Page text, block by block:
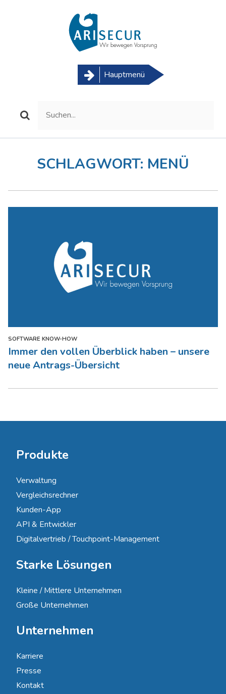
Hauptmenü
SCHLAGWORT: MENÜ
SOFTWARE KNOW-HOW
Immer den vollen Überblick haben – unsere
neue Antrags-Übersicht
Produkte
Verwaltung
Vergleichsrechner
Kunden-App
API & Entwickler
Digitalvertrieb / Touchpoint-Management
Starke Lösungen
Kleine / Mittlere Unternehmen
Große Unternehmen
Unternehmen
Karriere
Presse
Kontakt